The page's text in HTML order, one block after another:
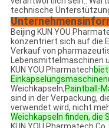
technische
Beijing KUN YOU
konzentriert sich auf die
Verkauf von
Lebensmittelmaschinen
KUN YOU Pharmatech
Einkapselungsmaschinen
Weichkapseln,Paintball-
sind in der Verpackung,
verwendet wird, nicht
Weichkapseln finden, die